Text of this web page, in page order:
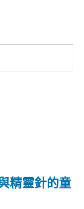
精靈針的童